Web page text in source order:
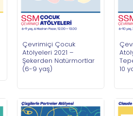
Çevrimiçi Çocuk
Atölyeleri 2021 –
Şekerden Natürmortlar
(6-9 yaş)
10